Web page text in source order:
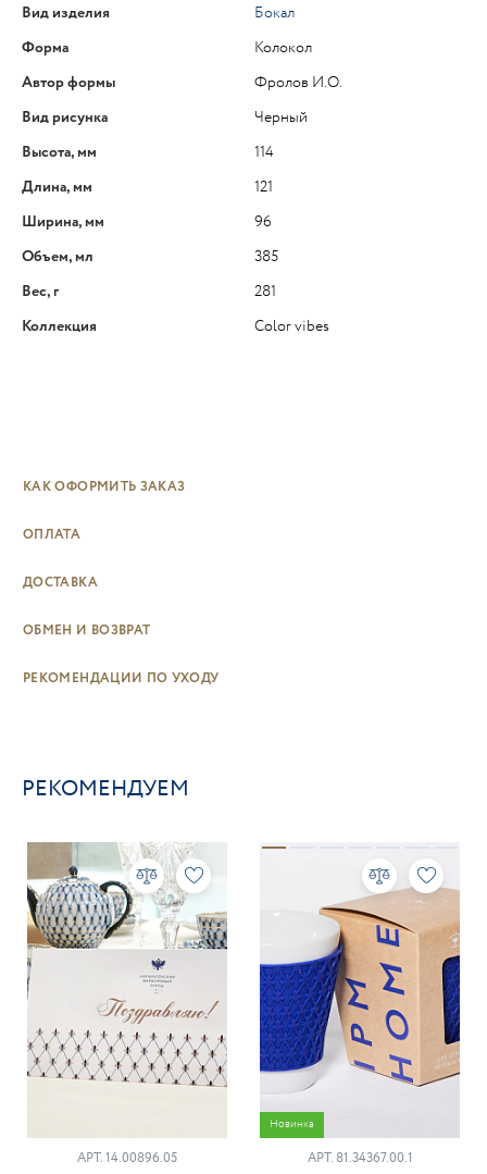
Вид изделия
Бокал
Форма
Колокол
Автор формы
Фролов И.О.
Вид рисунка
Черный
Высота, мм
114
Длина, мм
121
Ширина, мм
96
Объем, мл
385
Вес, г
281
Коллекция
Color vibes
КАК ОФОРМИТЬ ЗАКАЗ
ОПЛАТА
ДОСТАВКА
ОБМЕН И ВОЗВРАТ
РЕКОМЕНДАЦИИ ПО УХОДУ
РЕКОМЕНДУЕМ
АРТ. 14.00896.05
Новинка
АРТ. 81.34367.00.1